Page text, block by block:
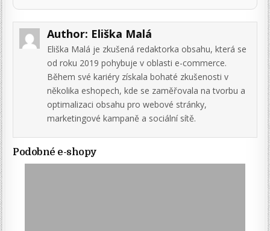
Author: Eliška Malá
Eliška Malá je zkušená redaktorka obsahu, která se
od roku 2019 pohybuje v oblasti e-commerce.
Během své kariéry získala bohaté zkušenosti v
několika eshopech, kde se zaměřovala na tvorbu a
optimalizaci obsahu pro webové stránky,
marketingové kampaně a sociální sítě.
Podobné e-shopy